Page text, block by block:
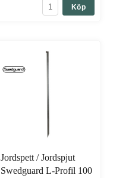
Köp
Jordspett / Jordspjut
Swedguard L-Profil 100